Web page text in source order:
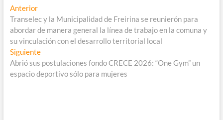
Navegación
de
entradas
AnteriorEntrada
anterior:
Transelec y la Municipalidad de Freirina se reunierón para
abordar de manera general la línea de trabajo en la comuna y
su vinculación con el desarrollo territorial local
SiguienteEntrada
siguiente:
Abrió sus postulaciones fondo CRECE 2026: “One Gym” un
espacio deportivo sólo para mujeres